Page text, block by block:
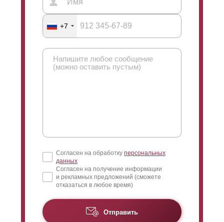
+7
Согласен на обработку персональных
данных
Согласен на получение информации
и рекламных предложений (сможете
отказаться в любое время)
Отправить